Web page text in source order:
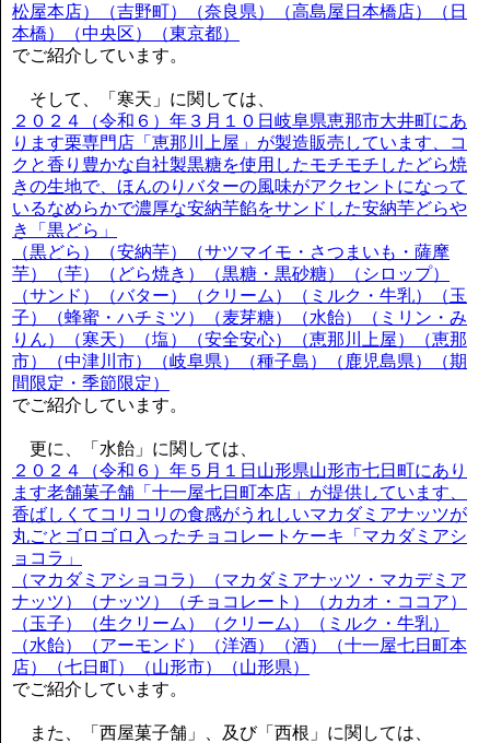
松屋本店）（吉野町）（奈良県）（高島屋日本橋店）（日
本橋）（中央区）（東京都）
でご紹介しています。
そして、「寒天」に関しては、
２０２４（令和６）年３月１０日岐阜県恵那市大井町にあ
ります栗専門店「恵那川上屋」が製造販売しています、コ
クと香り豊かな自社製黒糖を使用したモチモチしたどら焼
きの生地で、ほんのりバターの風味がアクセントになって
いるなめらかで濃厚な安納芋餡をサンドした安納芋どらや
き「黒どら」
（黒どら）（安納芋）（サツマイモ・さつまいも・薩摩
芋）（芋）（どら焼き）（黒糖・黒砂糖）（シロップ）
（サンド）（バター）（クリーム）（ミルク・牛乳）（玉
子）（蜂蜜・ハチミツ）（麦芽糖）（水飴）（ミリン・み
りん）（寒天）（塩）（安全安心）（恵那川上屋）（恵那
市）（中津川市）（岐阜県）（種子島）（鹿児島県）（期
間限定・季節限定）
でご紹介しています。
更に、「水飴」に関しては、
２０２４（令和６）年５月１日山形県山形市七日町にあり
ます老舗菓子舗「十一屋七日町本店」が提供しています、
香ばしくてコリコリの食感がうれしいマカダミアナッツが
丸ごとゴロゴロ入ったチョコレートケーキ「マカダミアシ
ョコラ」
（マカダミアショコラ）（マカダミアナッツ・マカデミア
ナッツ）（ナッツ）（チョコレート）（カカオ・ココア）
（玉子）（生クリーム）（クリーム）（ミルク・牛乳）
（水飴）（アーモンド）（洋酒）（酒）（十一屋七日町本
店）（七日町）（山形市）（山形県）
でご紹介しています。
また、「西屋菓子舗」、及び「西根」に関しては、